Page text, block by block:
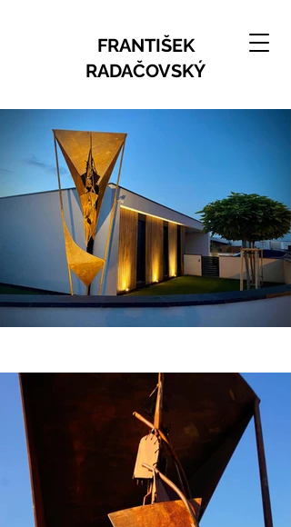
FRANTIŠEK
RADAČOVSKÝ